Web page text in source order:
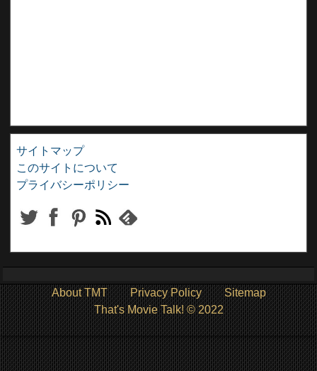
サイトマップ
このサイトについて
プライバシーポリシー
About TMT Privacy Policy
Sitemap
That's Movie Talk! © 2022